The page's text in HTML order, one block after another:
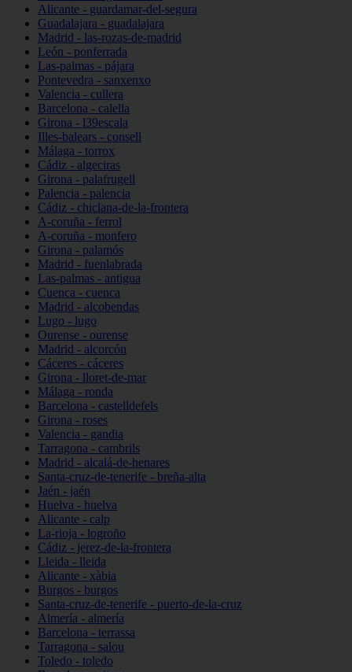
Alicante - guardamar-del-segura
Guadalajara - guadalajara
Madrid - las-rozas-de-madrid
León - ponferrada
Las-palmas - pájara
Pontevedra - sanxenxo
Valencia - cullera
Barcelona - calella
Girona - l39escala
Illes-balears - consell
Málaga - torrox
Cádiz - algeciras
Girona - palafrugell
Palencia - palencia
Cádiz - chiclana-de-la-frontera
A-coruña - ferrol
A-coruña - monfero
Girona - palamós
Madrid - fuenlabrada
Las-palmas - antigua
Cuenca - cuenca
Madrid - alcobendas
Lugo - lugo
Ourense - ourense
Madrid - alcorcón
Cáceres - cáceres
Girona - lloret-de-mar
Málaga - ronda
Barcelona - castelldefels
Girona - roses
Valencia - gandia
Tarragona - cambrils
Madrid - alcalá-de-henares
Santa-cruz-de-tenerife - breña-alta
Jaén - jaén
Huelva - huelva
Alicante - calp
La-rioja - logroño
Cádiz - jerez-de-la-frontera
Lleida - lleida
Alicante - xàbia
Burgos - burgos
Santa-cruz-de-tenerife - puerto-de-la-cruz
Almería - almería
Barcelona - terrassa
Tarragona - salou
Toledo - toledo